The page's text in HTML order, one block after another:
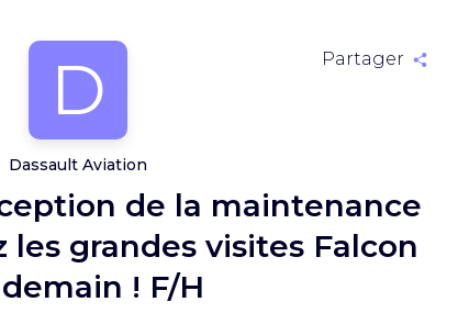
D Partager
Dassault Aviation
de la maintenance
les grandes visites Falcon
! F/H